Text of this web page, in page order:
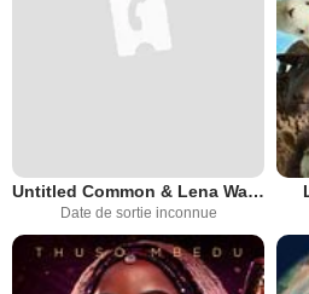
Untitled Common & Lena Waithe Project
Date de sortie inconnue